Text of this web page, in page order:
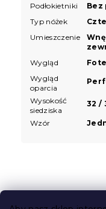
Podłokietniki
Bez
Typ nóżek
Umieszczenie
Wygląd
Fotel
Wygląd
oparcia
Wysokość
siedziska
32 /
Wzór
S